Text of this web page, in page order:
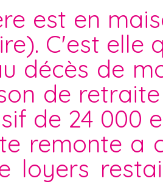
est en
C'est elle
décès de
de
de 24 000
remonte a
loyers